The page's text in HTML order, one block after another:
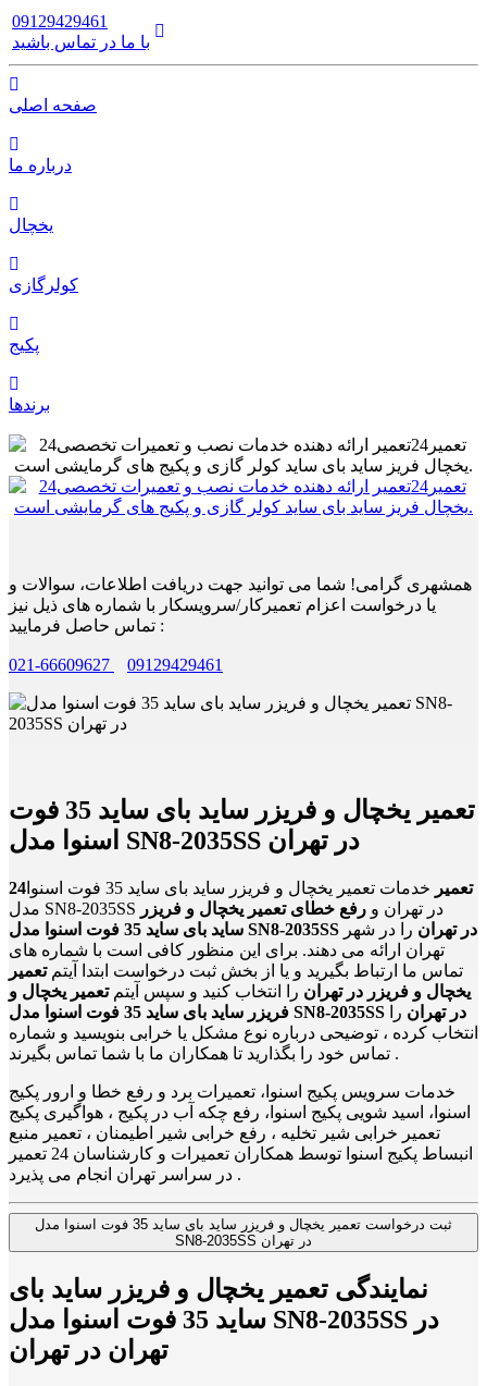
09129429461
با ما در تماس باشید
صفحه اصلی
درباره ما
یخچال
کولرگازی
پکیج
برندها
همشهری گرامی! شما می توانید جهت دریافت اطلاعات، سوالات و
یا درخواست اعزام تعمیرکار/سرویسکار با شماره های ذیل نیز
تماس حاصل فرمایید :
021-66609627 09129429461
تعمیر یخچال و فریزر ساید بای ساید 35 فوت
اسنوا مدل SN8-2035SS در تهران
24تعمیر
خدمات تعمیر یخچال و فریزر ساید بای ساید 35 فوت اسنوا
مدل SN8-2035SS در تهران و رفع خطای تعمیر یخچال و فریزر
ساید بای ساید 35 فوت اسنوا مدل SN8-2035SS در تهران را در شهر
تهران ارائه می دهند. برای این منظور کافی است با شماره های
تماس ما ارتباط بگیرید و یا از بخش ثبت درخواست ابتدا آیتمتعمیر
یخچال و فریزر در تهران را انتخاب کنید و سپس آیتمتعمیر یخچال و
فریزر ساید بای ساید 35 فوت اسنوا مدل SN8-2035SS در تهران را
انتخاب کرده ، توضیحی درباره نوع مشکل یا خرابی بنویسید و شماره
تماس خود را بگذارید تا همکاران ما با شما تماس بگیرند .
خدمات سرویس پکیج اسنوا، تعمیرات برد و رفع خطا و ارور پکیج
اسنوا، اسید شویی پکیج اسنوا، رفع چکه آب در پکیج ، هواگیری پکیج
تعمیر خرابی شیر تخلیه ، رفع خرابی شیر اطیمنان ، تعمیر منبع
انبساط پکیج اسنوا توسط همکاران تعمیرات و کارشناسان 24 تعمیر
در سراسر تهران انجام می پذیرد .
ثبت درخواست تعمیر یخچال و فریزر ساید بای ساید 35 فوت اسنوا مدل
SN8-2035SS در تهران
نمایندگی تعمیر یخچال و فریزر ساید بای
ساید 35 فوت اسنوا مدل SN8-2035SS در
تهران در تهران